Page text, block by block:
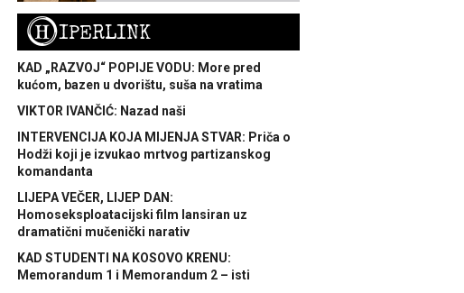
HIPERLINK
KAD „RAZVOJ“ POPIJE VODU: More pred
kućom, bazen u dvorištu, suša na vratima
VIKTOR IVANČIĆ: Nazad naši
INTERVENCIJA KOJA MIJENJA STVAR: Priča o
Hodži koji je izvukao mrtvog partizanskog
komandanta
LIJEPA VEČER, LIJEP DAN:
Homoseksploatacijski film lansiran uz
dramatični mučenički narativ
KAD STUDENTI NA KOSOVO KRENU:
Memorandum 1 i Memorandum 2 – isti